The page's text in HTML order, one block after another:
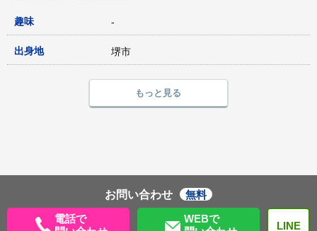
趣味 -
出身地 堺市
もっと見る
お問い合わせ
無料
電話で
WEBで
LINE